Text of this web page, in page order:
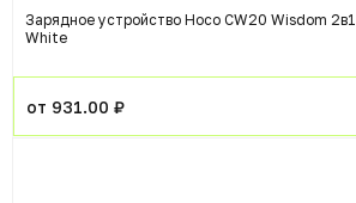
Зарядное устройство Hoco CW20 Wisdom 2в1
White
от 931.00 ₽